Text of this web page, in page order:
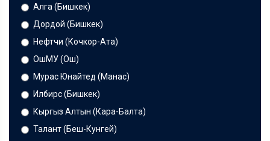
Алга (Бишкек)
Дордой (Бишкек)
Нефтчи (Кочкор-Ата)
ОшМУ (Ош)
Мурас Юнайтед (Манас)
Илбирс (Бишкек)
Кыргыз Алтын (Кара-Балта)
Талант (Беш-Кунгей)